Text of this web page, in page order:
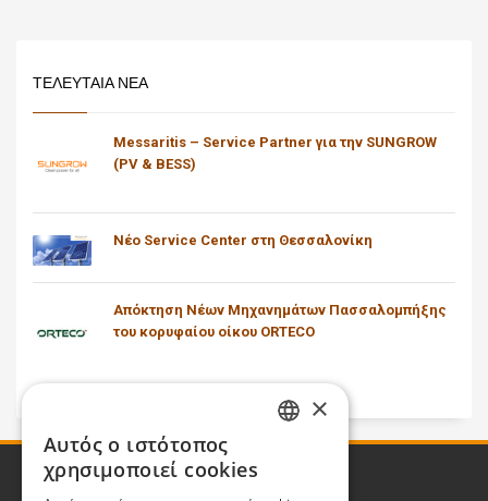
ΤΕΛΕΥΤΑΙΑ ΝΕΑ
Messaritis – Service Partner για την SUNGROW
(PV & BESS)
Νέο Service Center στη Θεσσαλονίκη
Απόκτηση Νέων Μηχανημάτων Πασσαλομπήξης
του κορυφαίου οίκου ORTECO
×
Αυτός ο ιστότοπος
χρησιμοποιεί cookies